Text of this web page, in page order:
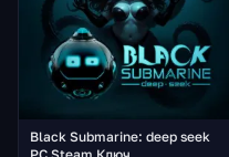
Black Submarine: deep seek